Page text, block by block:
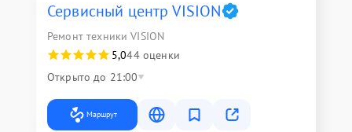
Сервисный центр VISION
Ремонт техники VISION
5,044 оценки
Открыто до 21:00
Маршрут